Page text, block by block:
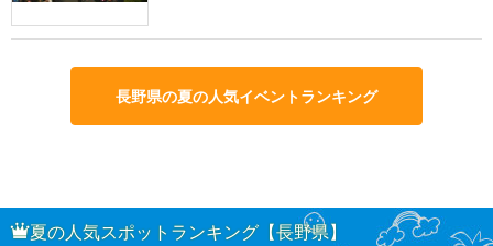
長野県の夏の人気イベントランキング
夏の人気スポットランキング【長野県】